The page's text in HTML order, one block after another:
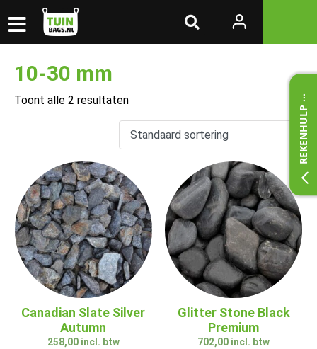
10-30 mm
Toont alle 2 resultaten
Canadian Slate Silver
Autumn
258,00incl. btw
Glitter Stone Black
Premium
702,00 incl. btw
REKENHULP